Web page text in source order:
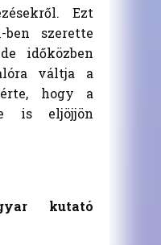
Ezt
ben szerette
időközben
váltja a
hogy a
is eljöjjön
kutató